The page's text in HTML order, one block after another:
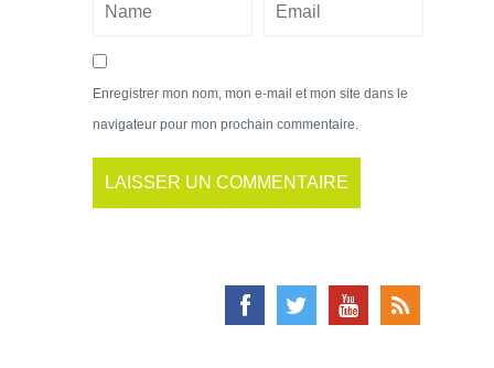
Enregistrer mon nom, mon e-mail et mon site dans le
navigateur pour mon prochain commentaire.